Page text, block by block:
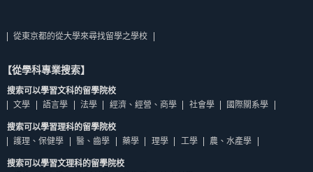
從東京都的從大學來尋找留學之學校
【從學科專業搜索】
搜索可以學習文科的留學院校
文學
語言學 法學 經濟、經營、商學 社會學 國際關系學
搜索可以學習理科的留學院校
護理、保健學
醫、齒學 藥學 理學 工學 農、水產學
搜索可以學習文理科的留學院校